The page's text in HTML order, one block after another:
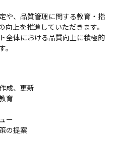
や、品質管理に関する教育・指
上を推進していただきます。
全体における品質向上に積極的
成、更新
育
ー
の提案